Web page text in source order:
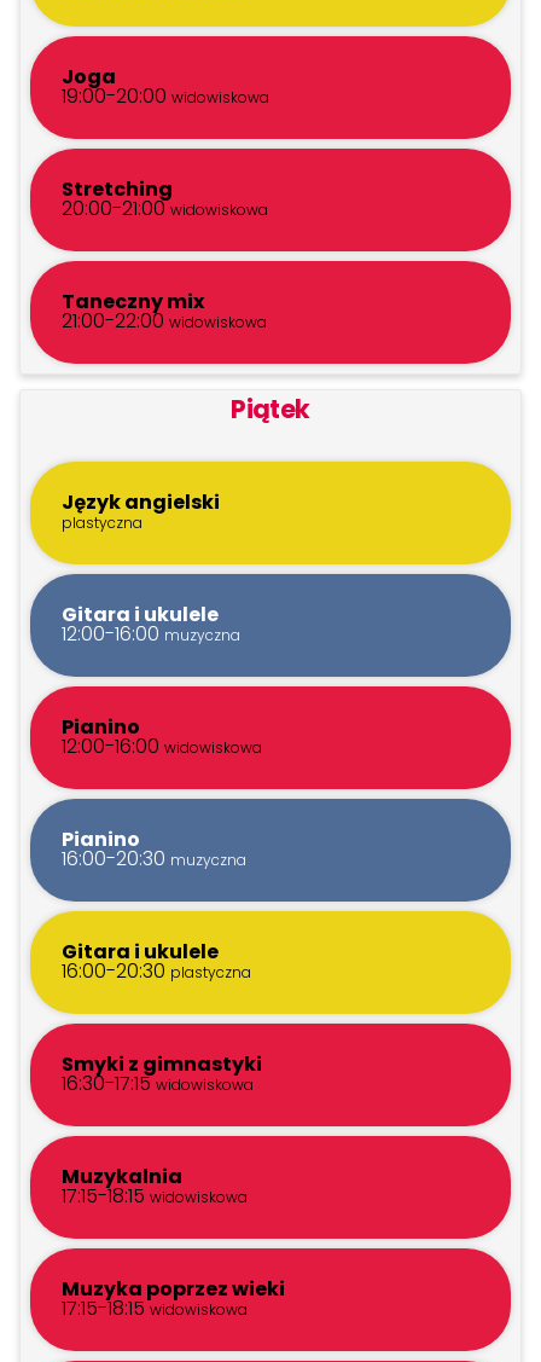
Joga
19:00-20:00 widowiskowa
Stretching
20:00-21:00widowiskowa
Taneczny mix
21:00-22:00 widowiskowa
Piątek
Język angielski
plastyczna
Gitara i ukulele
12:00-16:00 muzyczna
Pianino
12:00-16:00 widowiskowa
Pianino
16:00-20:30 muzyczna
Gitara i ukulele
16:00-20:30 plastyczna
Smyki z gimnastyki
16:30-17:15widowiskowa
Muzykalnia
17:15-18:15 widowiskowa
Muzyka poprzez wieki
17:15-18:15widowiskowa